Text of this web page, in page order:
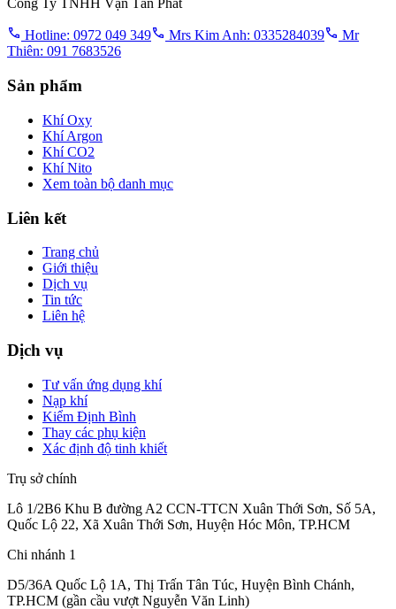
Công Ty TNHH Vạn Tấn Phát
Hotline: 0972 049 349 Mrs Kim Anh: 0335284039
Mr
Thiên: 091 7683526
Sản phẩm
Khí Oxy
Khí Argon
Khí CO2
Khí Nito
Xem toàn bộ danh mục
Liên kết
Trang chủ
Giới thiệu
Dịch vụ
Tin tức
Liên hệ
Dịch vụ
Tư vấn ứng dụng khí
Nạp khí
Kiểm Định Bình
Thay các phụ kiện
Xác định độ tinh khiết
Trụ sở chính
Lô 1/2B6 Khu B đường A2 CCN-TTCN Xuân Thới Sơn, Số 5A,
Quốc Lộ 22, Xã Xuân Thới Sơn, Huyện Hóc Môn, TP.HCM
Chi nhánh 1
D5/36A Quốc Lộ 1A, Thị Trấn Tân Túc, Huyện Bình Chánh,
TP.HCM (gần cầu vượt Nguyễn Văn Linh)